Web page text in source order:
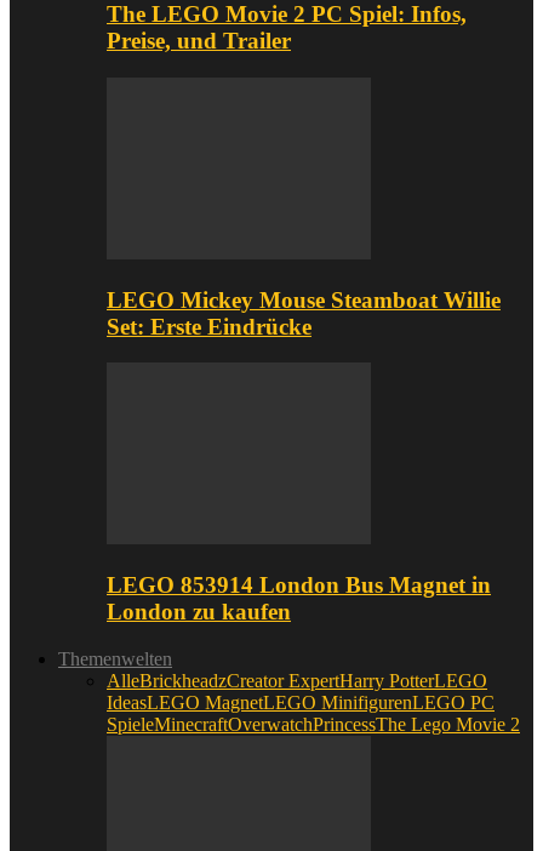
The LEGO Movie 2 PC Spiel: Infos,
Preise, und Trailer
LEGO Mickey Mouse Steamboat Willie
Set: Erste Eindrücke
LEGO 853914 London Bus Magnet in
London zu kaufen
Themenwelten
AlleBrickheadzCreator ExpertHarry PotterLEGO
IdeasLEGO MagnetLEGO MinifigurenLEGO PC
SpieleMinecraftOverwatchPrincessThe Lego Movie 2